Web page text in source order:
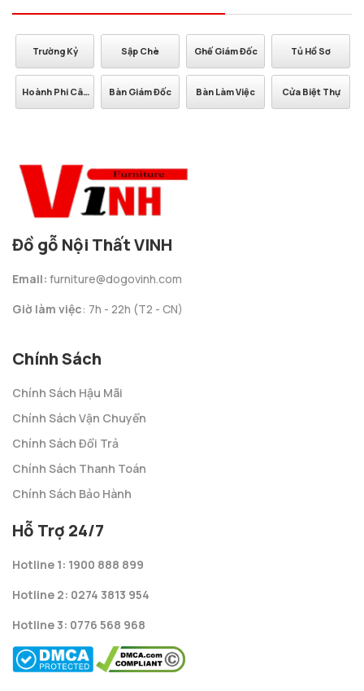
Trường Kỷ
Hoành Phi Câu
Sập Chè
Bàn Giám Đốc
Ghế Giám Đốc
Bàn Làm Việc
Tủ Hồ Sơ
Cửa Biệt Thự
Đồ gỗ Nội Thất VINH
Email: furniture@dogovinh.com
Giờ làm việc: 7h - 22h (T2 - CN)
Chính Sách
Chính Sách Hậu Mãi
Chính Sách Vận Chuyển
Chính Sách Đổi Trả
Chính Sách Thanh Toán
Chính Sách Bảo Hành
Hỗ Trợ 24/7
Hotline 1: 1900 888 899
Hotline 2: 0274 3813 954
Hotline 3: 0776 568 968